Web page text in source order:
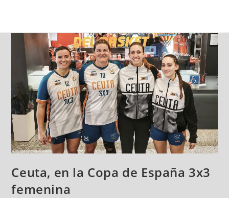
Ceuta, en la Copa de España 3x3
femenina